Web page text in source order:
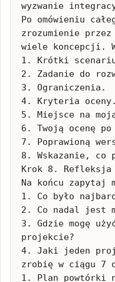
wyzwanie
Po omówieniu
zrozumienie
wiele koncepcji.
1. Krótki
2. Zadanie do
3. Ograniczenia.
4. Kryteria oceny.
5. Miejsce na
6. Twoją ocenę
7. Poprawioną
8. Wskazanie, co
Krok 8. Refleksja
Na końcu zapytaj
1. Co było
2. Co nadal jest
3. Gdzie mogę
projekcie?
4. Jaki jeden
zrobię w ciągu 7
1. Plan powtórki